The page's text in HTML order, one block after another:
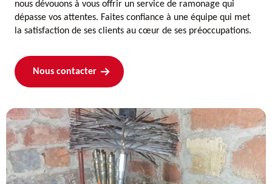
nous dévouons à vous offrir un service de ramonage qui
dépasse vos attentes. Faites confiance à une équipe qui met
la satisfaction de ses clients au cœur de ses préoccupations.
Nous contacter